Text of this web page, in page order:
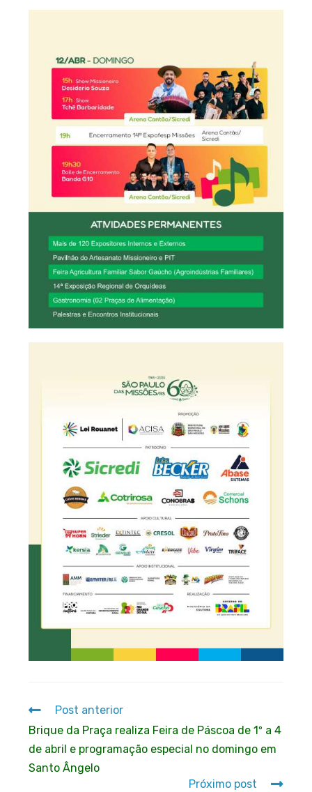
Post anterior
Brique da Praça realiza Feira de Páscoa de 1º a 4
de abril e programação especial no domingo em
Santo Ângelo
Próximo post